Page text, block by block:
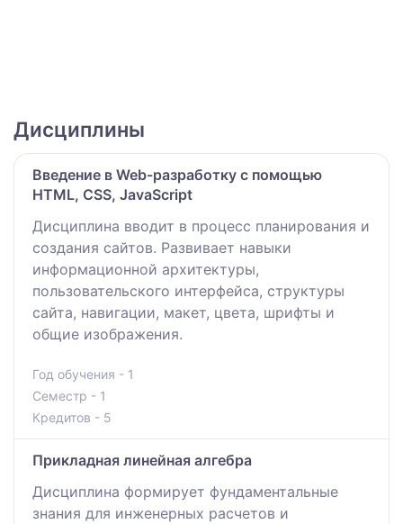
Дисциплины
Введение в Web-разработку с помощью
HTML, CSS, JavaScript
Дисциплина вводит в процесс планирования и
создания сайтов. Развивает навыки
информационной архитектуры,
пользовательского интерфейса, структуры
сайта, навигации, макет, цвета, шрифты и
общие изображения.
Год обучения - 1
Семестр - 1
Кредитов - 5
Прикладная линейная алгебра
Дисциплина формирует фундаментальные
знания для инженерных расчетов и